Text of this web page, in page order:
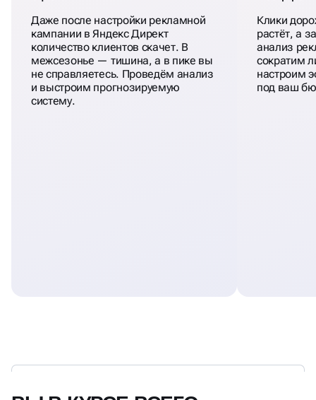
Даже после настройки рекламной
кампании в Яндекс Директ
количество клиентов скачет. В
межсезонье — тишина, а в пике вы
не справляетесь. Проведём анализ
и выстроим прогнозируемую
систему.
Клики
растёт, а
анализ
сократим
настроим
под ваш